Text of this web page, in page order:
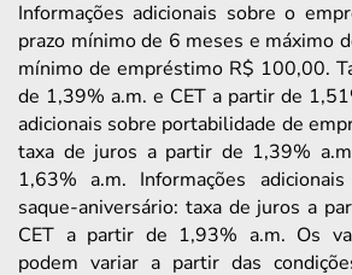
Informações adicionais sobre o
prazo mínimo de 6 meses e máximo
mínimo de empréstimo R$ 100,00.
de 1,39% a.m. e CET a partir de
adicionais sobre portabilidade de
taxa de juros a partir de 1,39%
1,63% a.m. Informações
saque-aniversário: taxa de juros a
CET a partir de 1,93% a.m. Os
podem variar a partir das